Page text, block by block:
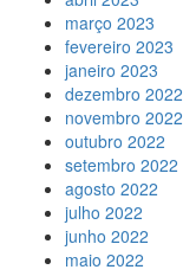
março 2023
fevereiro 2023
janeiro 2023
dezembro 2022
novembro 2022
outubro 2022
setembro 2022
agosto 2022
julho 2022
junho 2022
maio 2022